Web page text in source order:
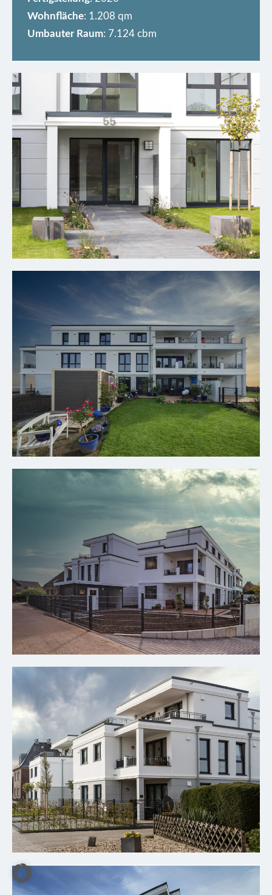
Wohnfläche: 1.208 qm
Umbauter Raum: 7.124 cbm